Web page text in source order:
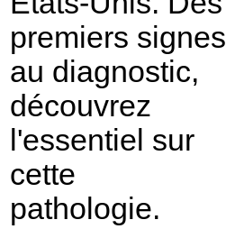
premiers signes
au diagnostic,
découvrez
l'essentiel sur
cette
pathologie.